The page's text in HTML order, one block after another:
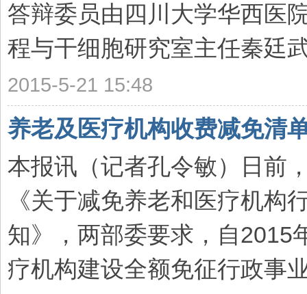
答辩委员由四川大学华西医
程与干细胞研究室主任秦廷
2015-5-21 15:48
养老及医疗机构收费减免清
本报讯（记者孔令敏）日前
《关于减免养老和医疗机构
知》，两部委要求，自2015
疗机构建设全额免征行政事